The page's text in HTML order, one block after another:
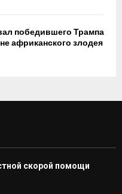
победившего Трампа
африканского злодея
скорой помощи